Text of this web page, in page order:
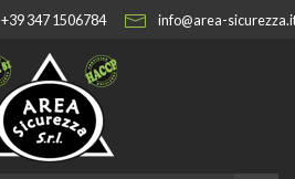
+39 347 1506784 info@area-